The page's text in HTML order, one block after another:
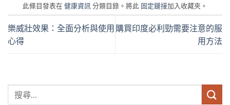
此條目發表在 健康資訊 分類目錄。將此 固定鏈接加入收藏夾。
樂威壯效果：全面分析與使用
心得
購買印度必利勁需要注意的服
用方法